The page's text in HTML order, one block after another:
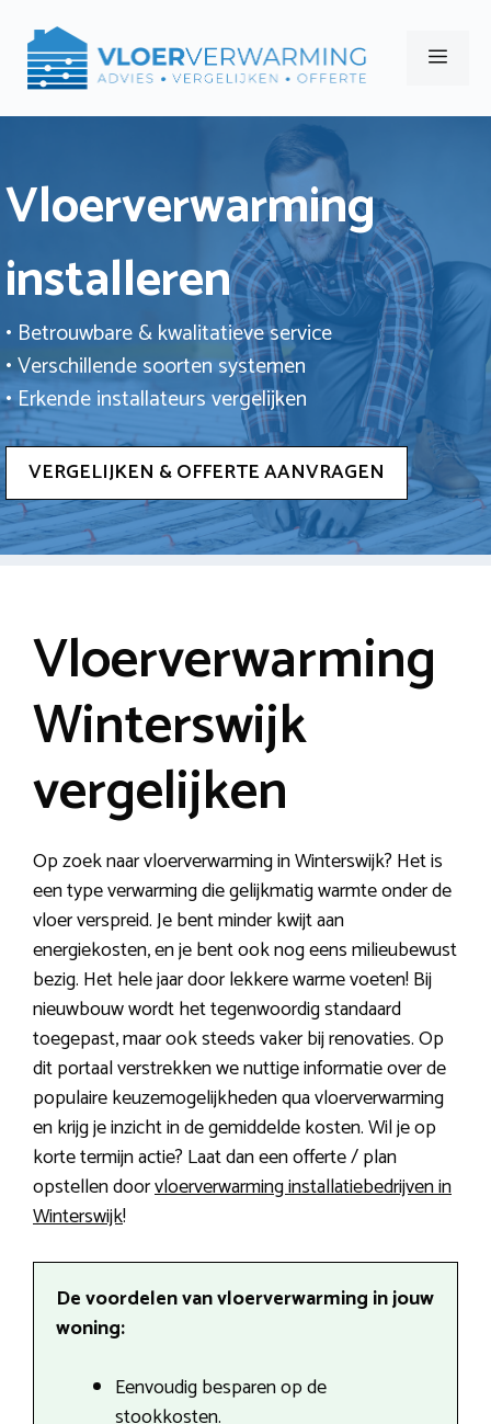
naar
Menu
Vloerverwarming
installeren
• Betrouwbare & kwalitatieve service
• Verschillende soorten systemen
• Erkende installateurs vergelijken
VERGELIJKEN & OFFERTE AANVRAGEN
Vloerverwarming
Winterswijk
vergelijken
Op zoek naar vloerverwarming in Winterswijk? Het is
een type verwarming die gelijkmatig warmte onder de
vloer verspreid. Je bent minder kwijt aan
energiekosten, en je bent ook nog eens milieubewust
bezig. Het hele jaar door lekkere warme voeten! Bij
nieuwbouw wordt het tegenwoordig standaard
toegepast, maar ook steeds vaker bij renovaties. Op
dit portaal verstrekken we nuttige informatie over de
populaire keuzemogelijkheden qua vloerverwarming
en krijg je inzicht in de gemiddelde kosten. Wil je op
korte termijn actie? Laat dan een offerte / plan
opstellen doorvloerverwarming installatiebedrijven in
Winterswijk!
De voordelen van vloerverwarming in jouw
woning:
Eenvoudig besparen op de
stookkosten.